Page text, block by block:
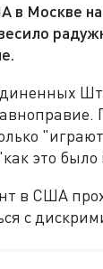
в Москве
это
в США
с